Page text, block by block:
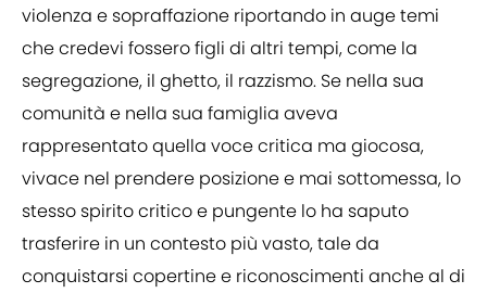
violenza e sopraffazione riportando in auge temi
che credevi fossero figli di altri tempi, come la
segregazione, il ghetto, il razzismo. Se nella sua
comunità e nella sua famiglia aveva
rappresentato quella voce critica ma giocosa,
vivace nel prendere posizione e mai sottomessa, lo
stesso spirito critico e pungente lo ha saputo
trasferire in un contesto più vasto, tale da
conquistarsi copertine e riconoscimenti anche al di